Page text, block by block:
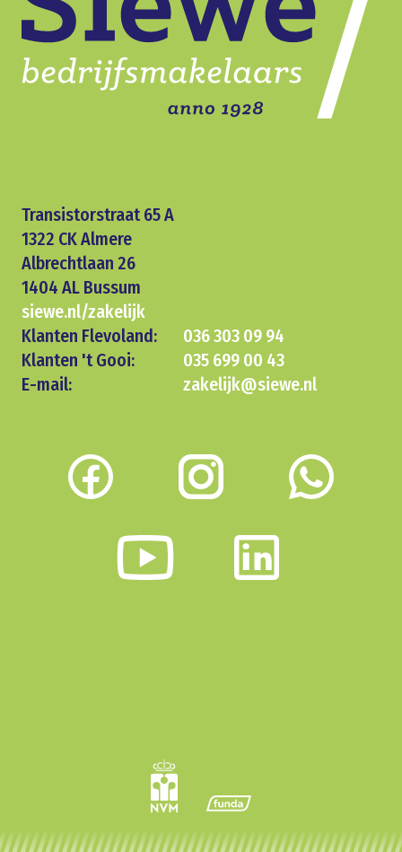
Transistorstraat 65 A
1322 CK Almere
Albrechtlaan 26
1404 AL Bussum
siewe.nl/zakelijk
Klanten Flevoland:
036 303 09 94
Klanten 't Gooi:
035 699 00 43
E-mail:
zakelijk@siewe.nl